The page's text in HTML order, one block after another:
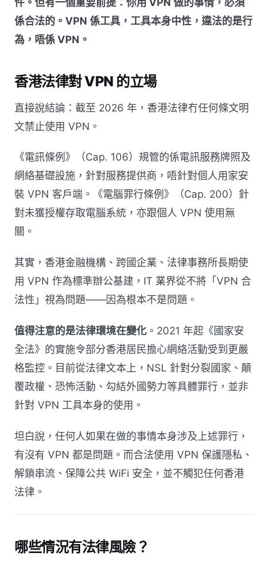
係合法的。VPN 係工具，工具本身中性，違法的是行
為，唔係 VPN。
香港法律對 VPN 的立場
直接說結論：截至 2026 年，香港法律冇任何條文明
文禁止使用 VPN。
《電訊條例》（Cap. 106）規管的係電訊服務牌照及
網絡基礎設施，針對服務提供商，唔針對個人用家安
裝 VPN 客戶端。《電腦罪行條例》（Cap. 200）針
對未獲授權存取電腦系統，亦跟個人 VPN 使用無
關。
其實，香港金融機構、跨國企業、法律事務所長期使
用 VPN 作為標準辦公基建，IT 業界從不將「VPN 合
法性」視為問題——因為根本不是問題。
值得注意的是法律環境在變化 。2021 年起《國家安
全法》的實施令部分香港居民擔心網絡活動受到更嚴
格監控。目前從法律文本上，NSL 針對分裂國家、顛
覆政權、恐怖活動、勾結外國勢力等具體罪行，並非
針對 VPN 工具本身的使用。
坦白說，任何人如果在做的事情本身涉及上述罪行，
有沒有 VPN 都是問題。而合法使用 VPN 保護隱私、
解鎖串流、保障公共 WiFi 安全，並不觸犯任何香港
法律。
哪些情況有法律風險？